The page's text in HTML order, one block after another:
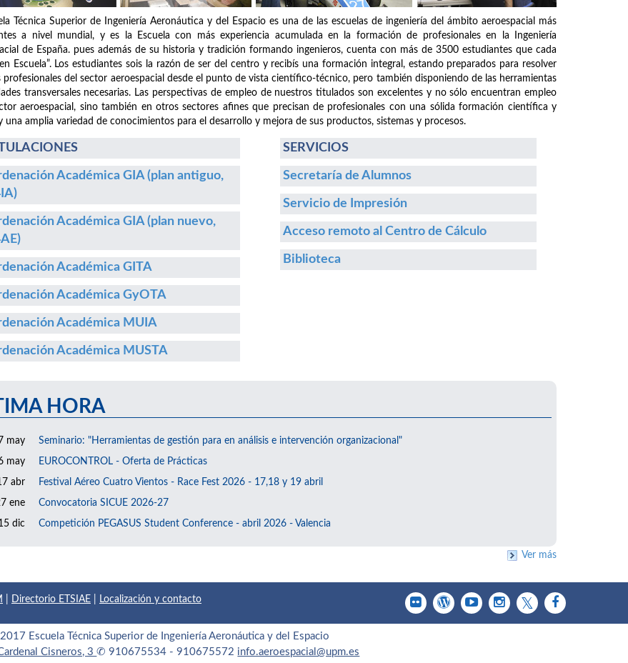
Técnica Superior de Ingeniería Aeronáutica y del Espacio es una de las escuelas de ingeniería del ámbito aeroespacial más
a nivel mundial, y es la Escuela con más experiencia acumulada en la formación de profesionales en la Ingeniería
de España. pues además de su historia y tradición formando ingenieros, cuenta con más de 3500 estudiantes que cada
Escuela”. Los estudiantes sois la razón de ser del centro y recibís una formación integral, estando preparados para resolver
profesionales del sector aeroespacial desde el punto de vista científico-técnico, pero también disponiendo de las herramientas
transversales necesarias. Las perspectivas de empleo de nuestros titulados son excelentes y no sólo encuentran empleo
aeroespacial, sino también en otros sectores afines que precisan de profesionales con una sólida formación científica y
una amplia variedad de conocimientos para el desarrollo y mejora de sus productos, sistemas y procesos.
Académica GIA (plan antiguo,
Académica GIA (plan nuevo,
Académica GITA
Académica GyOTA
Académica MUIA
Académica MUSTA
SERVICIOS
Secretaría de Alumnos
Servicio de Impresión
Acceso remoto al Centro de Cálculo
Biblioteca
HORA
may Seminario: "Herramientas de gestión para en análisis e intervención organizacional"
may EUROCONTROL - Oferta de Prácticas
abr Festival Aéreo Cuatro Vientos - Race Fest 2026 - 17,18 y 19 abril
ene Convocatoria SICUE 2026-27
dic Competición PEGASUS Student Conference - abril 2026 - Valencia
Ver más
Directorio ETSIAE Localización y contacto
Escuela Técnica Superior de Ingeniería Aeronáutica y del Espacio
Cisneros, 3✆ 910675534 - 910675572 info.aeroespacial@upm.es